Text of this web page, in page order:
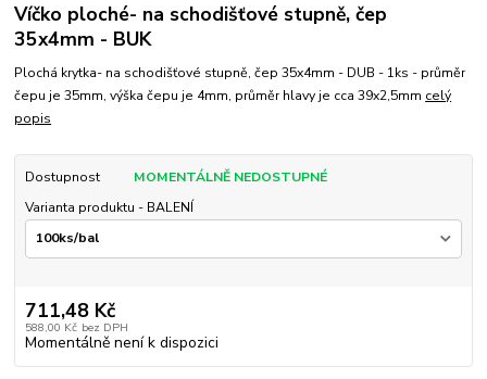
Víčko ploché- na schodišťové stupně, čep
35x4mm - BUK
Plochá krytka- na schodišťové stupně, čep 35x4mm - DUB - 1ks - průměr
čepu je 35mm, výška čepu je 4mm, průměr hlavy je cca 39x2,5mm celý
popis
Dostupnost
MOMENTÁLNĚ NEDOSTUPNÉ
Varianta produktu - BALENÍ
711,48 Kč
588,00 Kč bez DPH
Momentálně není k dispozici